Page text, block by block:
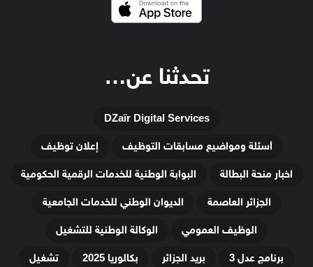
تحدثنا عن…
DZaïr Digital Services
أسئلة ومواضيع مسابقات التوظيف
إعلان توظيف
اخبار منحة البطالة
البوابة الوطنية للخدمات الرقمية الحكومية
الجزائر العاصمة
الديوان الوطني للخدمات الجامعية
الوظيف العمومي
الوكالة الوطنية للتشغيل
برنامج عدل 3
بريد الجزائر بكالوريا 2025
تشغيل